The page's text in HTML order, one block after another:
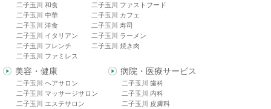
二子玉川 和食
二子玉川 中華
二子玉川 洋食
二子玉川 イタリアン
二子玉川 フレンチ
二子玉川 ファミレス
二子玉川 ファストフード
二子玉川 カフェ
二子玉川 寿司
二子玉川 ラーメン
二子玉川 焼き肉
美容・健康
二子玉川 ヘアサロン
二子玉川 マッサージサロン
二子玉川 エステサロン
病院・医療サービス
二子玉川 歯科
二子玉川 内科
二子玉川 皮膚科